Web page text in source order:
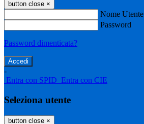
button close ×
Nome Utente
Password
Password dimenticata?
-
Entra con SPID Entra con CIE
Seleziona utente
button close ×